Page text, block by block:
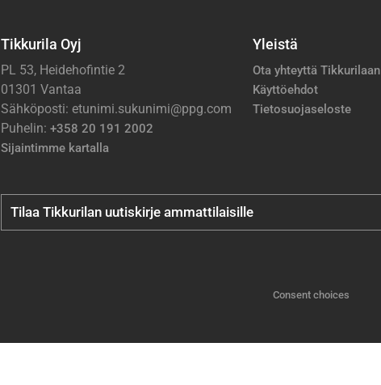
Tikkurila Oyj
PL 53, Heidehofintie 2
01301 Vantaa
Sähköposti: etunimi.sukunimi@ppg.com
Puhelin: +358 20 191 2002
Sijaintimme kartalla
Yleistä
Ota yhteyttä Tikkurilaan
Käyttöehdot
Tietosuojaseloste
Tilaa Tikkurilan uutiskirje ammattilaisille
Consent choices